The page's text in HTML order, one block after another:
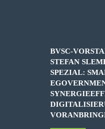
BVSC-
STEFAN
SPEZIAL: